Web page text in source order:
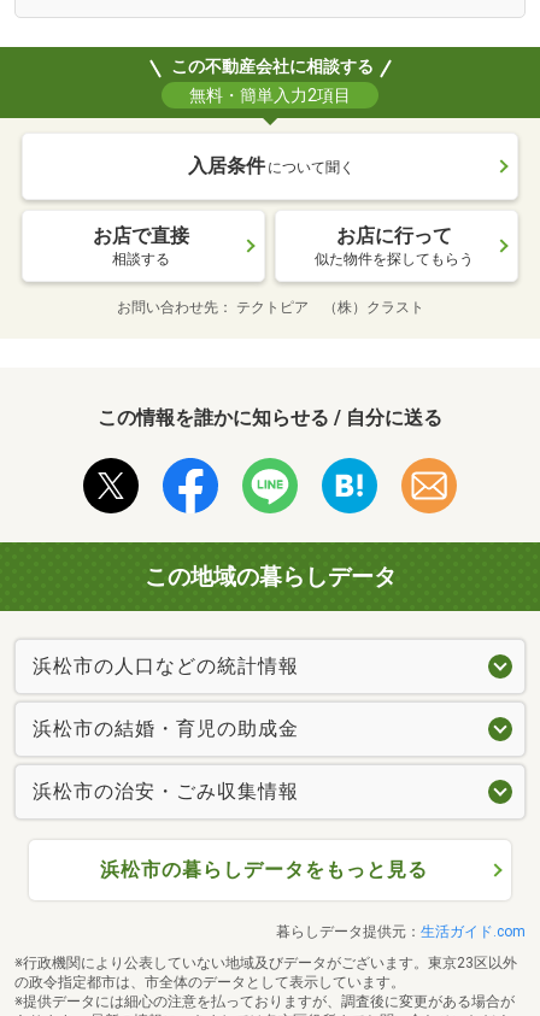
この不動産会社に相談する
無料・簡単入力2項目
入居条件 について聞く
お店で直接
相談する
お店に行って
似た物件を探してもらう
お問い合わせ先 テクトピア （株）クラスト
この情報を誰かに知らせる / 自分に送る
この地域の暮らしデータ
浜松市の人口などの統計情報
浜松市の結婚・育児の助成金
浜松市の治安・ごみ収集情報
浜松市の暮らしデータをもっと見る
暮らしデータ提供元： 生活ガイド.com
※行政機関により公表していない地域及びデータがございます。東京23区以外
の政令指定都市は、市全体のデータとして表示しています。
※提供データには細心の注意を払っておりますが、調査後に変更がある場合が